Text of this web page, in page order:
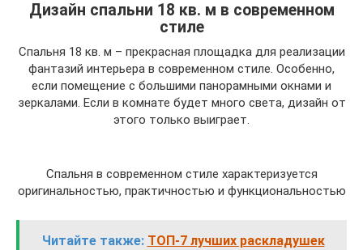
Дизайн спальни 18 кв. м в современном
стиле
Спальня 18 кв. м – прекрасная площадка для реализации
фантазий интерьера в современном стиле. Особенно,
если помещение с большими панорамными окнами и
зеркалами. Если в комнате будет много света, дизайн от
этого только выиграет.
Спальня в современном стиле характеризуется
оригинальностью, практичностью и функциональностью
Читайте также: ТОП-7 лучших раскладушек